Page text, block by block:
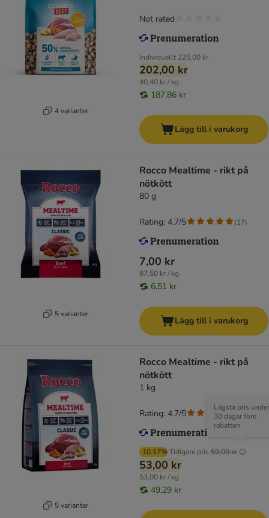
4 varianter
Individuellt 225,00 kr
202,00 kr
40,40 kr / kg
187,86 kr
Not rated
Lägg till i varukorg
5 varianter
Rocco Mealtime - rikt på
nötkött
80 g
7,00 kr
87,50 kr / kg
6,51 kr
Rating: 4.7/5 (17)
Lägg till i varukorg
5 varianter
Rocco Mealtime - rikt på
nötkött
1 kg
-10.17%Tidigare pris 59,00 kr
Lägsta pris under
30 dagar före
rabatten
53,00 kr
53,00 kr / kg
49,29 kr
Rating: 4.7/5 (17)